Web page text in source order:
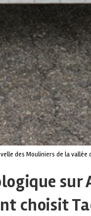
des Mouliniers de la vallée
sur
choisit